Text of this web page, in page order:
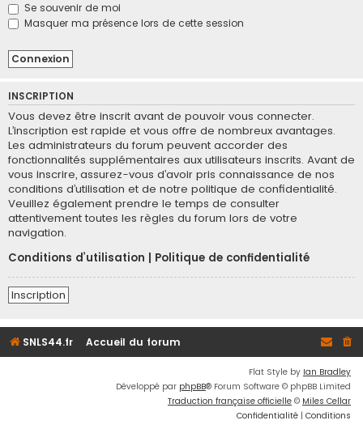
Se souvenir de moi
Masquer ma présence lors de cette session
INSCRIPTION
Vous devez être inscrit avant de pouvoir vous connecter.
L’inscription est rapide et vous offre de nombreux avantages.
Les administrateurs du forum peuvent accorder des
fonctionnalités supplémentaires aux utilisateurs inscrits. Avant de
vous inscrire, assurez-vous d’avoir pris connaissance de nos
conditions d’utilisation et de notre politique de confidentialité.
Veuillez également prendre le temps de consulter
attentivement toutes les règles du forum lors de votre
navigation.
Conditions d’utilisation
Politique de confidentialité
Inscription
SNLS44.fr Accueil du forum
Flat Style by Ian Bradley
Développé par phpBB® Forum Software © phpBB Limited
Traduction française officielle © Miles Cellar
Confidentialité | Conditions